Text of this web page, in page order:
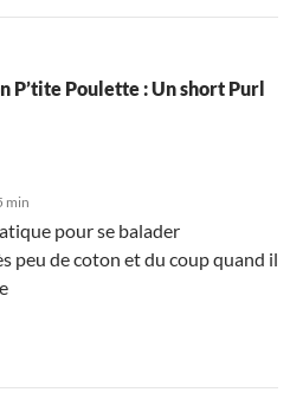
P’tite Poulette : Un short Purl
min
pour se balader
peu de coton et du coup quand il